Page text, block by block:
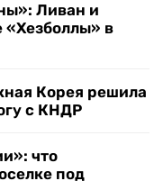
Ливан и
в
Корея решила
с КНДР
что
под